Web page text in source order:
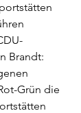
Brandt:
Grün die